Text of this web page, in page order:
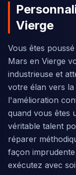
Vierge
Vous êtes
Mars en Vierge
industrieuse et
votre élan vers
l'amélioration
quand vous êtes
véritable talent
réparer
façon
exécutez avec